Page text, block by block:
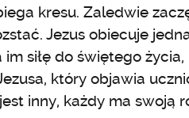
kresu. Zaledwie
Jezus obiecuje
siłę do świętego życia,
który objawia
inny, każdy ma swoją